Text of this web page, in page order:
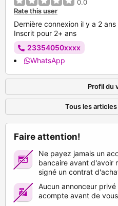
0.0
Rate this user
Dernière connexion il y a 2 ans
Inscrit pour 2+ ans
23354050xxxx
WhatsApp
Profil du
Tous les
Faire attention!
Ne payez jamais un
bancaire avant d'avoir
signé un contrat
Aucun annonceur
acompte avant de